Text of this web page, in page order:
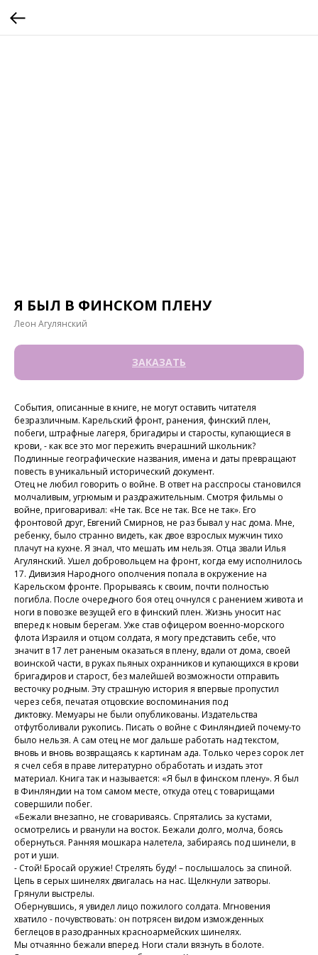
Я БЫЛ В ФИНСКОМ ПЛЕНУ
Леон Агулянский
ЗАКАЗАТЬ
События, описанные в книге, не могут оставить читателя
безразличным. Карельский фронт, ранения, финский плен,
побеги, штрафные лагеря, бригадиры и старосты, купающиеся в
крови, - как все это мог пережить вчерашний школьник?
Подлинные географические названия, имена и даты превращают
повесть в уникальный исторический документ.
Отец не любил говорить о войне. В ответ на расспросы становился
молчаливым, угрюмым и раздражительным. Смотря фильмы о
войне, приговаривал: «Не так. Все не так. Все не так». Его
фронтовой друг, Евгений Смирнов, не раз бывал у нас дома. Мне,
ребенку, было странно видеть, как двое взрослых мужчин тихо
плачут на кухне. Я знал, что мешать им нельзя. Отца звали Илья
Агулянский. Ушел добровольцем на фронт, когда ему исполнилось
17. Дивизия Народного ополчения попала в окружение на
Карельском фронте. Прорываясь к своим, почти полностью
погибла. После очередного боя отец очнулся с ранением живота и
ноги в повозке везущей его в финский плен. Жизнь уносит нас
вперед к новым берегам. Уже став офицером военно-морского
флота Израиля и отцом солдата, я могу представить себе, что
значит в 17 лет раненым оказаться в плену, вдали от дома, своей
воинской части, в руках пьяных охранников и купающихся в крови
бригадиров и старост, без малейшей возможности отправить
весточку родным. Эту страшную история я впервые пропустил
через себя, печатая отцовские воспоминания под
диктовку. Мемуары не были опубликованы. Издательства
отфутболивали рукопись. Писать о войне с Финляндией почему-то
было нельзя. А сам отец не мог дальше работать над текстом,
вновь и вновь возвращаясь к картинам ада. Только через сорок лет
я счел себя в праве литературно обработать и издать этот
материал. Книга так и называется: «Я был в финском плену». Я был
в Финляндии на том самом месте, откуда отец с товарищами
совершили побег.
«Бежали внезапно, не сговариваясь. Спрятались за кустами,
осмотрелись и рванули на восток. Бежали долго, молча, боясь
обернуться. Ранняя мошкара налетела, забираясь под шинели, в
рот и уши.
- Стой! Бросай оружие! Стрелять буду! – послышалось за спиной.
Цепь в серых шинелях двигалась на нас. Щелкнули затворы.
Грянули выстрелы.
Обернувшись, я увидел лицо пожилого солдата. Мгновения
хватило - почувствовать: он потрясен видом изможденных
беглецов в разодранных красноармейских шинелях.
Мы отчаянно бежали вперед. Ноги стали вязнуть в болоте.